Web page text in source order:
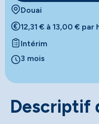
Douai
12,31 € à 13,00 € par
Intérim
3 mois
Descriptif